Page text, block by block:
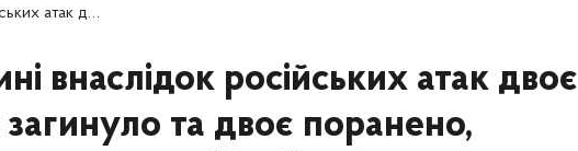
пошкоджено 16 об’єктів
внаслідок російських атак двоє
та двоє поранено,